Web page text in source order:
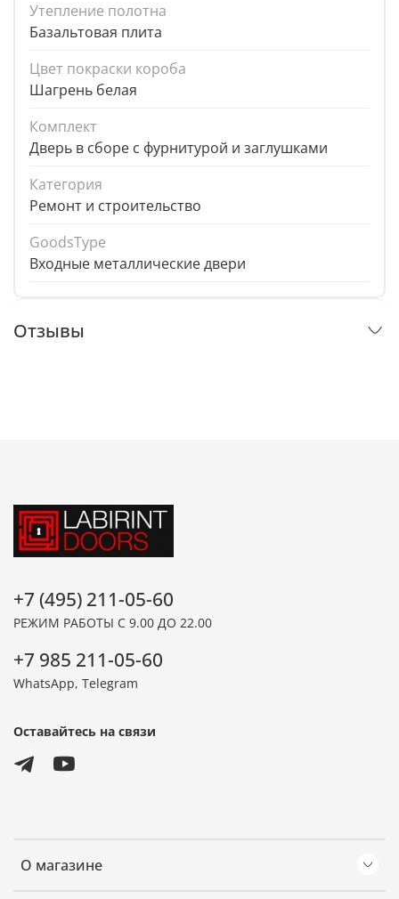
Утепление полотна
Базальтовая плита
Цвет покраски короба
Шагрень белая
Комплект
Дверь в сборе с фурнитурой и заглушками
Категория
Ремонт и строительство
GoodsType
Входные металлические двери
Отзывы
О магазине
+7 (495) 211-05-60
РЕЖИМ РАБОТЫ С 9.00 ДО 22.00
+7 985 211-05-60
WhatsApp, Telegram
Оставайтесь на связи